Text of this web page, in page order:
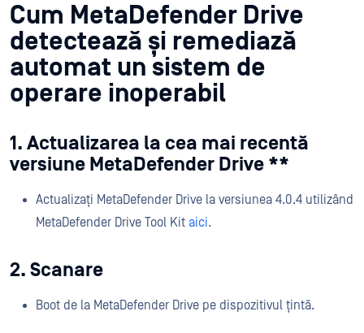
Cum MetaDefender Drive
detectează și remediază
automat un sistem de
operare inoperabil
1. Actualizarea la cea mai recentă
versiune MetaDefender Drive **
Actualizați MetaDefender Drive la versiunea 4.0.4 utilizând
MetaDefender Drive Tool Kit aici.
2. Scanare
Boot de la MetaDefender Drive pe dispozitivul țintă.